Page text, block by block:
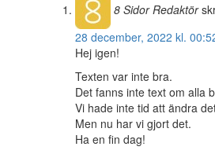
8 SidorRedaktör
28 december, 2022 kl.
Hej igen!
Texten var inte bra.
Det fanns inte text om alla
Vi hade inte tid att ändra
Men nu har vi gjort det.
Ha en fin dag!